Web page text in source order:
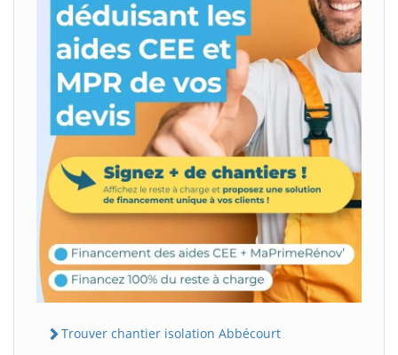
Trouver chantier isolation Abbécourt